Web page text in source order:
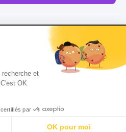
et
OK
par
OK pour moi
de site
légales
d’Utilisation
en
2026